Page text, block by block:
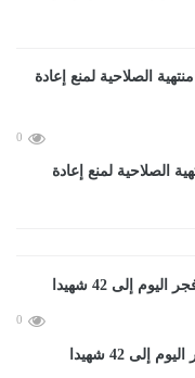
0
الصلاحية لمنع إعادة
0
42 شهيدا